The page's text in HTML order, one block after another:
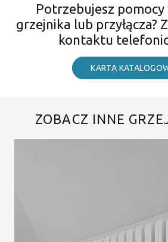
Potrzebujesz
grzejnika lub przyłącza?
kontaktu
KARTA
ZOBACZ INNE